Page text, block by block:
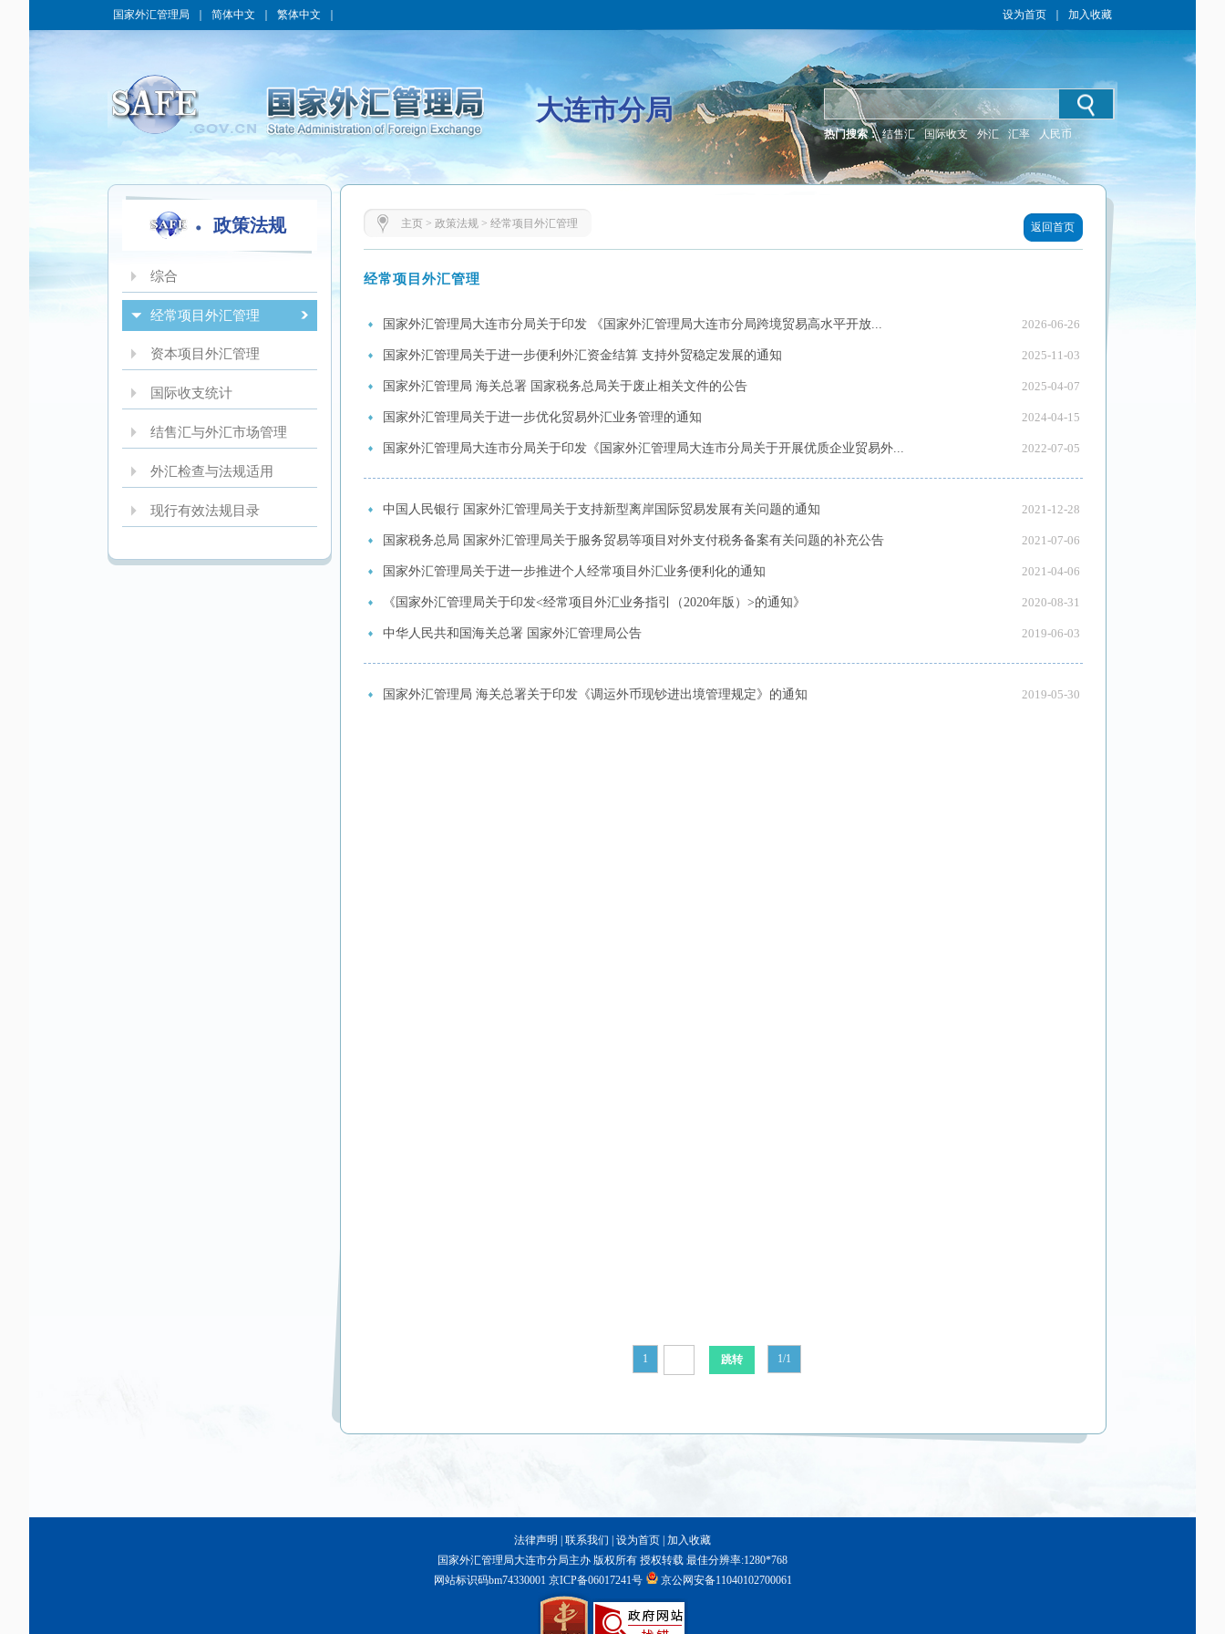
国家外汇管理局 简体中文 繁体中文 设为首页 加入收藏
大连市分局
热门搜索： 结售汇 国际收支 外汇 汇率 人民币
政策法规
综合
经常项目外汇管理
资本项目外汇管理
国际收支统计
结售汇与外汇市场管理
外汇检查与法规适用
现行有效法规目录
主页 >政策法规 >经常项目外汇管理 返回首页
经常项目外汇管理
国家外汇管理局大连市分局关于印发 《国家外汇管理局大连市分局跨境贸易高水平开放... 2026-06-26
国家外汇管理局关于进一步便利外汇资金结算 支持外贸稳定发展的通知 2025-11-03
国家外汇管理局 海关总署 国家税务总局关于废止相关文件的公告 2025-04-07
国家外汇管理局关于进一步优化贸易外汇业务管理的通知 2024-04-15
国家外汇管理局大连市分局关于印发《国家外汇管理局大连市分局关于开展优质企业贸易外... 2022-07-05
中国人民银行 国家外汇管理局关于支持新型离岸国际贸易发展有关问题的通知 2021-12-28
国家税务总局 国家外汇管理局关于服务贸易等项目对外支付税务备案有关问题的补充公告 2021-07-06
国家外汇管理局关于进一步推进个人经常项目外汇业务便利化的通知 2021-04-06
《国家外汇管理局关于印发<经常项目外汇业务指引（2020年版）>的通知》 2020-08-31
中华人民共和国海关总署 国家外汇管理局公告 2019-06-03
国家外汇管理局 海关总署关于印发《调运外币现钞进出境管理规定》的通知 2019-05-30
1 1/1
法律声明 联系我们 设为首页 加入收藏
国家外汇管理局大连市分局主办 版权所有 授权转载 最佳分辨率:1280*768
网站标识码bm74330001京ICP备06017241号 京公网安备11040102700061